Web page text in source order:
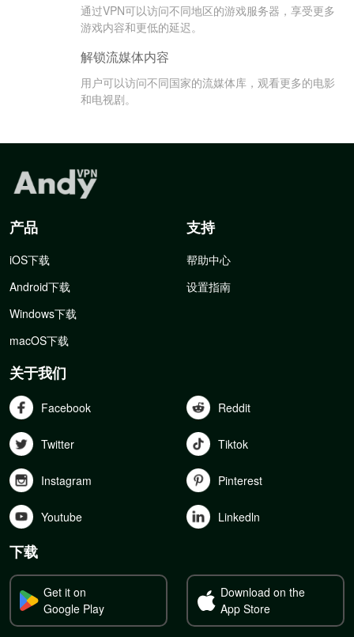
通过VPN可以访问不同地区的游戏服务器，享受更多
游戏内容和更低的延迟。
解锁流媒体内容
用户可以访问不同国家的流媒体库，观看更多的电影
和电视剧。
产品
iOS下载
Android下载
Windows下载
macOS下载
支持
帮助中心
设置指南
关于我们
Facebook Reddit
Twitter Tiktok
Instagram Pinterest
Youtube Linkedln
下载
Get it on
Google Play
Download on the
App Store